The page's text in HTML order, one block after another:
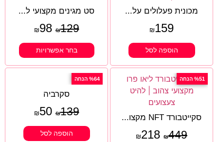
מכונית פעלולים על...
₪159
הוספה לסל
סט מגינים מקצועי ל...
₪129
₪98
בחר אפשרויות
%51 הנחה
סקייטבורד NFT מקצו...
₪449
₪218
%64 הנחה
סקרביה
₪139
₪50
הוספה לסל